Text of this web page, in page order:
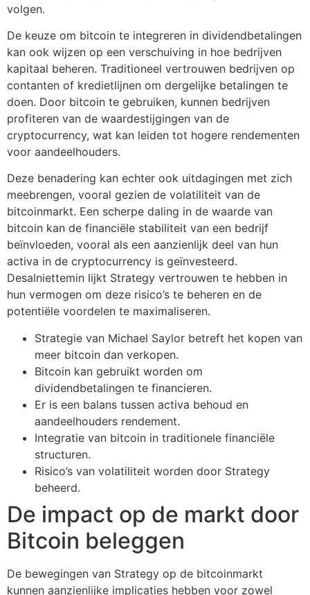
volgen.
De keuze om bitcoin te integreren in dividendbetalingen
kan ook wijzen op een verschuiving in hoe bedrijven
kapitaal beheren. Traditioneel vertrouwen bedrijven op
contanten of kredietlijnen om dergelijke betalingen te
doen. Door bitcoin te gebruiken, kunnen bedrijven
profiteren van de waardestijgingen van de
cryptocurrency, wat kan leiden tot hogere rendementen
voor aandeelhouders.
Deze benadering kan echter ook uitdagingen met zich
meebrengen, vooral gezien de volatiliteit van de
bitcoinmarkt. Een scherpe daling in de waarde van
bitcoin kan de financiële stabiliteit van een bedrijf
beïnvloeden, vooral als een aanzienlijk deel van hun
activa in de cryptocurrency is geïnvesteerd.
Desalniettemin lijkt Strategy vertrouwen te hebben in
hun vermogen om deze risico’s te beheren en de
potentiële voordelen te maximaliseren.
Strategie van Michael Saylor betreft het kopen van
meer bitcoin dan verkopen.
Bitcoin kan gebruikt worden om
dividendbetalingen te financieren.
Er is een balans tussen activa behoud en
aandeelhouders rendement.
Integratie van bitcoin in traditionele financiële
structuren.
Risico’s van volatiliteit worden door Strategy
beheerd.
De impact op de markt door
Bitcoin beleggen
De bewegingen van Strategy op de bitcoinmarkt
kunnen aanzienlijke implicaties hebben voor zowel